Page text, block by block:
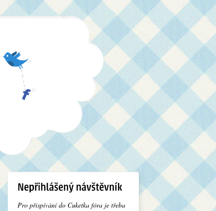
Pro přispívání do Cuketka fóra je třeba